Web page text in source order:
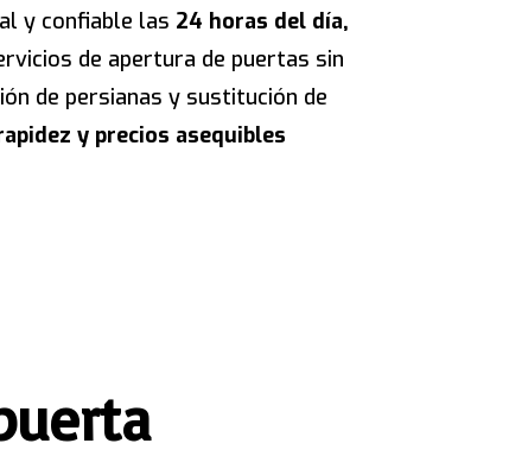
y confiable las 24 horas del día,
de apertura de puertas sin
de persianas y sustitución de
y precios asequibles